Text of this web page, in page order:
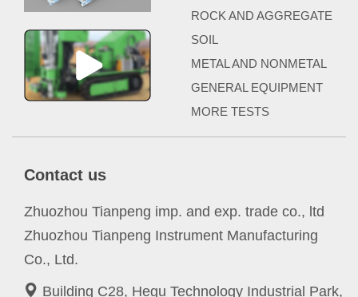
ROCK AND AGGREGATE
SOIL
METAL AND NONMETAL
GENERAL EQUIPMENT
MORE TESTS
Contact us
Zhuozhou Tianpeng imp. and exp. trade co., ltd
Zhuozhou Tianpeng Instrument Manufacturing
Co., Ltd.
Building C28, Hegu Technology Industrial Park,